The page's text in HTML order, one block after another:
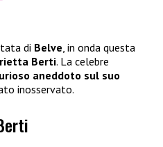
di Belve, in onda questa
Berti. La celebre
aneddoto sul suo
inosservato.